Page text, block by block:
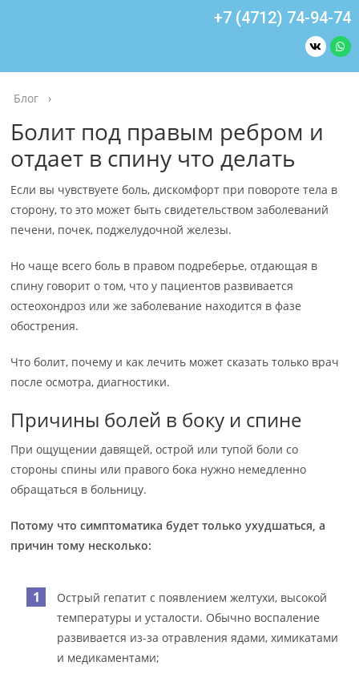
+7 (4712) 74-94-74
Блог ›
Болит под правым ребром и
отдает в спину что делать
Если вы чувствуете боль, дискомфорт при повороте тела в
сторону, то это может быть свидетельством заболеваний
печени, почек, поджелудочной железы.
Но чаще всего боль в правом подреберье, отдающая в
спину говорит о том, что у пациентов развивается
остеохондроз или же заболевание находится в фазе
обострения.
Что болит, почему и как лечить может сказать только врач
после осмотра, диагностики.
Причины болей в боку и спине
При ощущении давящей, острой или тупой боли со
стороны спины или правого бока нужно немедленно
обращаться в больницу.
Потому что симптоматика будет только ухудшаться, а
причин тому несколько:
Острый гепатит с появлением желтухи, высокой
температуры и усталости. Обычно воспаление
развивается из-за отравления ядами, химикатами
и медикаментами;